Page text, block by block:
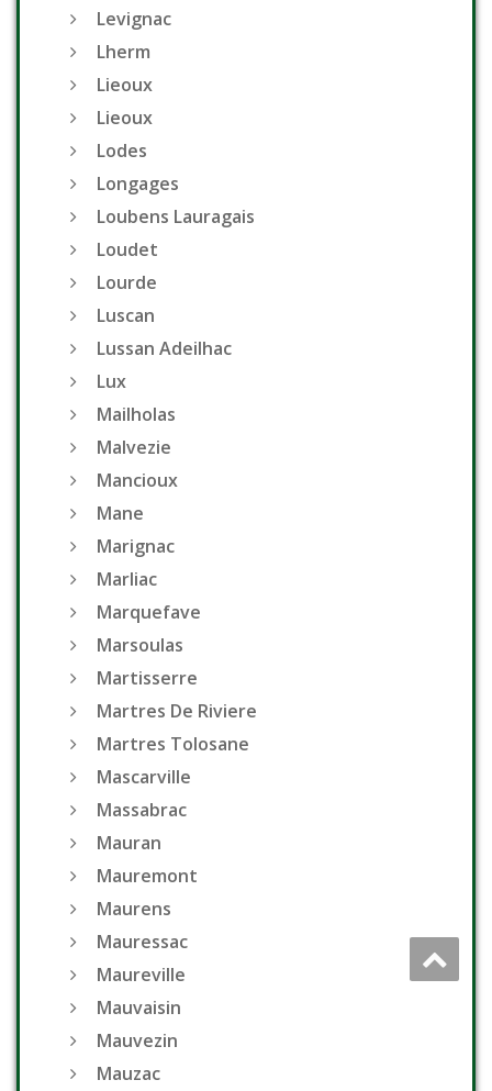
Levignac
Lherm
Lieoux
Lieoux
Lodes
Longages
Loubens Lauragais
Loudet
Lourde
Luscan
Lussan Adeilhac
Lux
Mailholas
Malvezie
Mancioux
Mane
Marignac
Marliac
Marquefave
Marsoulas
Martisserre
Martres De Riviere
Martres Tolosane
Mascarville
Massabrac
Mauran
Mauremont
Maurens
Mauressac
Maureville
Mauvaisin
Mauvezin
Mauzac